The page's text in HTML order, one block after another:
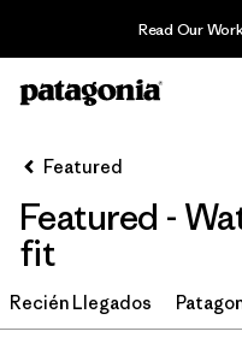
Read Our
Filter & Sort
Ordenar Por
Filtrar por
Category
Filtrar por
Price
Featured
Featured -
fit
Recién Llegados